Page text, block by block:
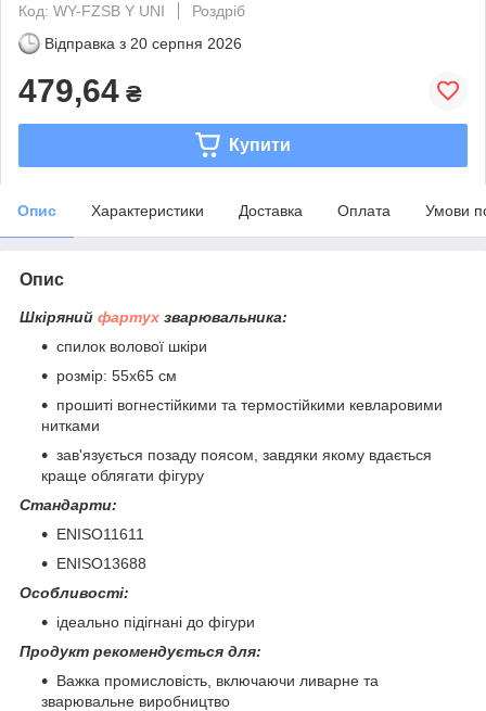
Код: WY-FZSB Y UNI
Роздріб
Відправка з 20 серпня 2026
479,64 ₴
Купити
Опис Характеристики Доставка Оплата Умови
Опис
Шкіряний фартух зварювальника:
спилок волової шкіри
розмір: 55x65 см
прошиті вогнестійкими та термостійкими кевларовими
нитками
зав'язується позаду поясом, завдяки якому вдається
краще облягати фігуру
Стандарти:
ENISO11611
ENISO13688
Особливості:
ідеально підігнані до фігури
Продукт рекомендується для:
Важка промисловість, включаючи ливарне та
зварювальне виробництво